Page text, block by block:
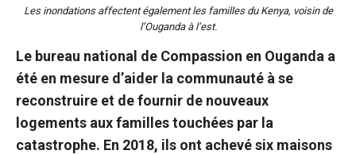
Les inondations affectent également les familles du Kenya, voisin de
l’Ouganda à l’est.
Le bureau national de Compassion en Ouganda a
été en mesure d’aider la communauté à se
reconstruire et de fournir de nouveaux
logements aux familles touchées par la
catastrophe. En 2018, ils ont achevé six maisons